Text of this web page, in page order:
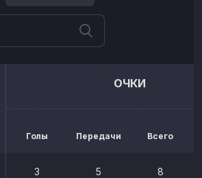
ОЧКИ
Голы Передачи Всего
3 5 8